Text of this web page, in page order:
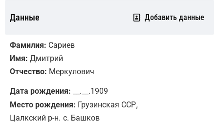
Данные Добавить данные
Фамилия: Сариев
Имя: Дмитрий
Отчество: Меркулович
Дата рождения: __.__.1909
Место рождения: Грузинская ССР,
Цалкский р-н. с. Башков